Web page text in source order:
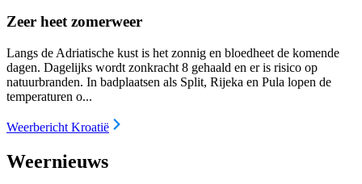
Zeer heet zomerweer
Langs de Adriatische kust is het zonnig en bloedheet de komende
dagen. Dagelijks wordt zonkracht 8 gehaald en er is risico op
natuurbranden. In badplaatsen als Split, Rijeka en Pula lopen de
temperaturen o...
Weerbericht Kroatië
Weernieuws